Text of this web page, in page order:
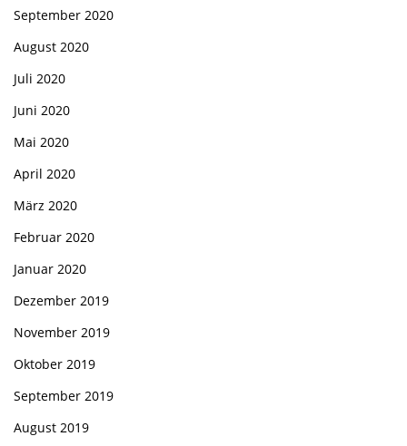
September 2020
August 2020
Juli 2020
Juni 2020
Mai 2020
April 2020
März 2020
Februar 2020
Januar 2020
Dezember 2019
November 2019
Oktober 2019
September 2019
August 2019